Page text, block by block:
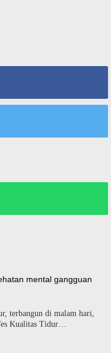
mental gangguan
terbangun di malam hari,
Kualitas Tidur…